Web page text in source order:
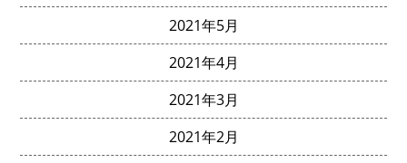
2021年5月
2021年4月
2021年3月
2021年2月